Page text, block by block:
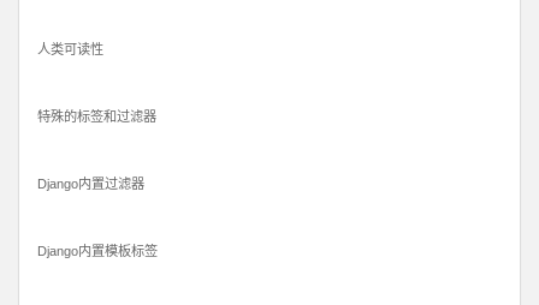
人类可读性
特殊的标签和过滤器
Django内置过滤器
Django内置模板标签